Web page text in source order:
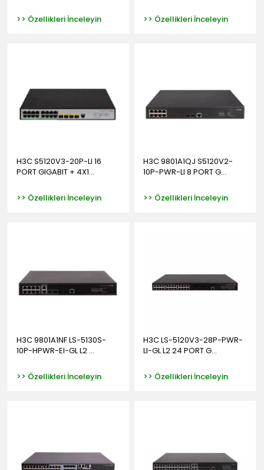
>> Özellikleri İnceleyin >> Özellikleri İnceleyin
H3C S5120V3-20P-LI 16
PORT GIGABIT + 4X1...
>> Özellikleri İnceleyin
H3C 9801A1QJ S5120V2-
10P-PWR-LI 8 PORT G...
>> Özellikleri İnceleyin
H3C 9801A1NF LS-5130S-
10P-HPWR-EI-GL L2 ...
>> Özellikleri İnceleyin
H3C LS-5120V3-28P-PWR-
LI-GL L2 24 PORT G...
>> Özellikleri İnceleyin